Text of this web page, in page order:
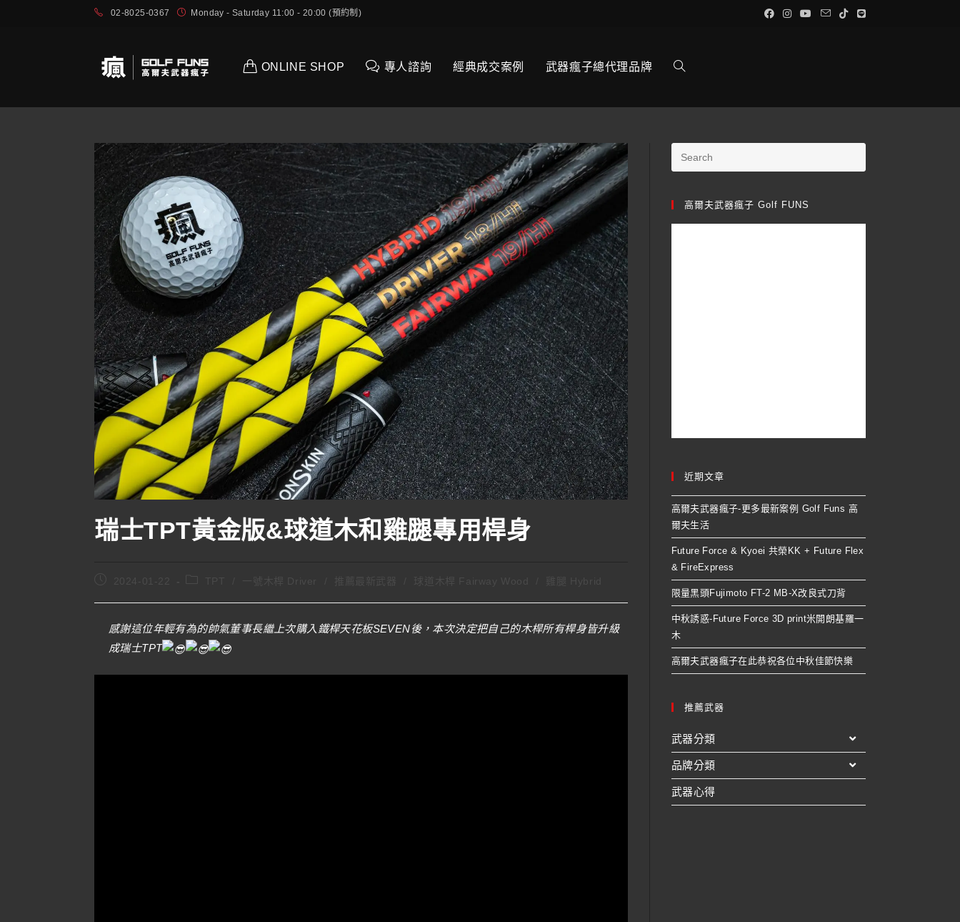
02-8025-0367 Monday - Saturday 11:00 - 20:00 (預約制)
ONLINE SHOP 專人諮詢 經典成交案例 武器瘋子總代理品牌
瑞士TPT黃金版&球道木和雞腿專用桿身
感謝這位年輕有為的帥氣董事長繼上次購入鐵桿天花板SEVEN後，本次決定把自己的木桿所有桿身皆升級
成瑞士TPT
高爾夫武器瘋子 Golf FUNS
近期文章
高爾夫武器瘋子-更多最新案例 Golf Funs 高
爾夫生活
Future Force & Kyoei 共榮KK + Future Flex
& FireExpress
限量黑頭Fujimoto FT-2 MB-X改良式刀背
中秋誘惑-Future Force 3D print米開朗基羅一
木
高爾夫武器瘋子在此恭祝各位中秋佳節快樂
推薦武器
武器分類
品牌分類
武器心得